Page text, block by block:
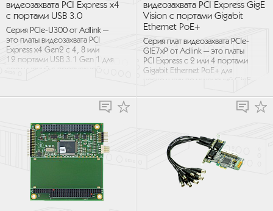
видеозахвата PCI Express x4
с портами USB 3.0
Серия PCIe-U300 от Adlink —
это платы видеозахвата PCI
Express x4 Gen2 с 4, 8 или
12 портами USB 3.1 Gen 1 для
видеозахвата PCI Express GigE
Vision с портами Gigabit
Ethernet PoE+
Серия плат видеозахвата PCIe-
GIE7xP от Adlink — это платы
PCI Express с 2 или 4 портами
Gigabit Ethernet PoE+ для
нескольких подключений GigE